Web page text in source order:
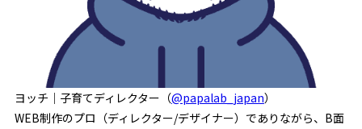
ヨッチ｜子育てディレクター（@papalab_japan）
WEB制作のプロ（ディレクター/デザイナー）でありながら、B面